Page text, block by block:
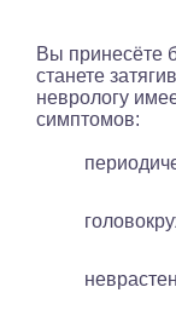
Вы принесёте
станете
неврологу
симптомов: